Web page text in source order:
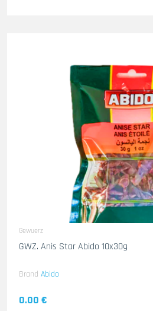
Gewuerz
GWZ. Anis Star Abido 10x30g
Brand Abido
0.00 €